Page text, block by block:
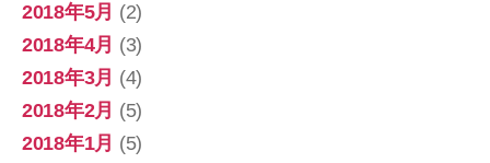
2018年5月 (2)
2018年4月 (3)
2018年3月 (4)
2018年2月 (5)
2018年1月 (5)